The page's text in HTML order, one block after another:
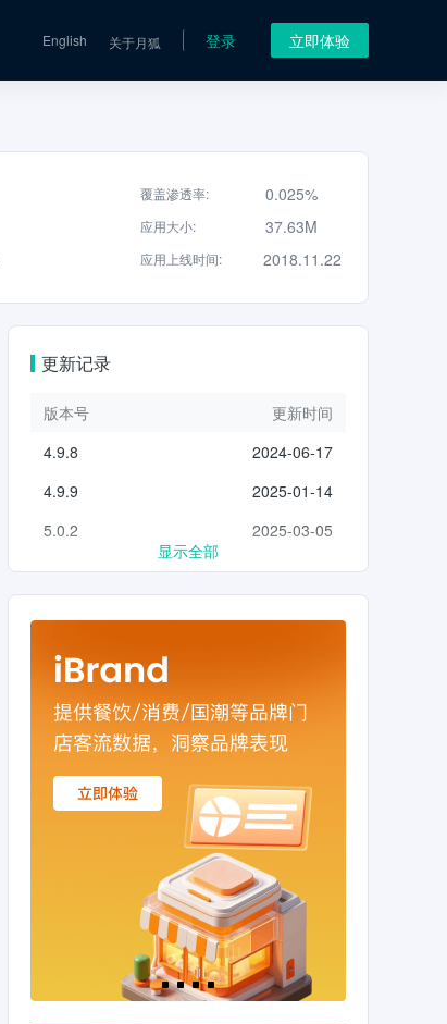
English 关于月狐 登录 立即体验
覆盖渗透率: 0.025%
应用大小: 37.63M
应用上线时间: 2018.11.22
更新记录
版本号
更新时间
4.9.8
2024-06-17
4.9.9
2025-01-14
5.0.2
2025-03-05
显示全部